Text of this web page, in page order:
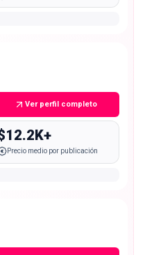
Ver perfil completo
Precio medio por publicación